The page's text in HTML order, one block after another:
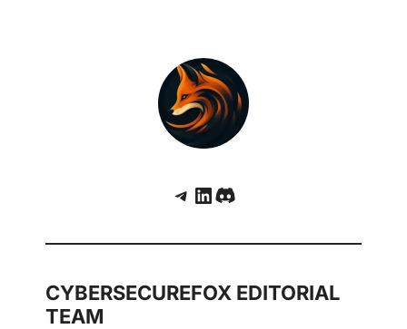
Telegram
LinkedIn
Discord
CYBERSECUREFOX EDITORIAL
TEAM